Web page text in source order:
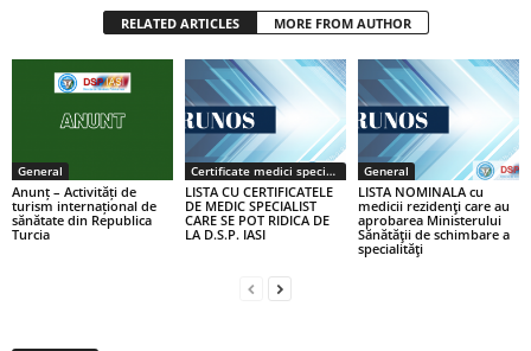
RELATED ARTICLES MORE FROM AUTHOR
General
Anunț – Activități de
turism internațional de
sănătate din Republica
Turcia
Certificate medici specialiști / primari
LISTA CU CERTIFICATELE
DE MEDIC SPECIALIST
CARE SE POT RIDICA DE
LA D.S.P. IASI
General
LISTA NOMINALA cu
medicii rezidenţi care au
aprobarea Ministerului
Sănătăţii de schimbare a
specialităţi